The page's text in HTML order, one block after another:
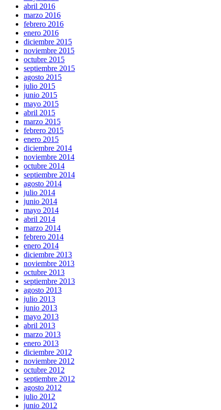
abril 2016
marzo 2016
febrero 2016
enero 2016
diciembre 2015
noviembre 2015
octubre 2015
septiembre 2015
agosto 2015
julio 2015
junio 2015
mayo 2015
abril 2015
marzo 2015
febrero 2015
enero 2015
diciembre 2014
noviembre 2014
octubre 2014
septiembre 2014
agosto 2014
julio 2014
junio 2014
mayo 2014
abril 2014
marzo 2014
febrero 2014
enero 2014
diciembre 2013
noviembre 2013
octubre 2013
septiembre 2013
agosto 2013
julio 2013
junio 2013
mayo 2013
abril 2013
marzo 2013
enero 2013
diciembre 2012
noviembre 2012
octubre 2012
septiembre 2012
agosto 2012
julio 2012
junio 2012